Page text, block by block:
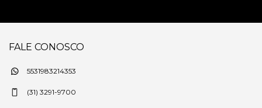
FALE CONOSCO
5531983214353
(31) 3291-9700